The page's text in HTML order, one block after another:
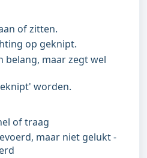
of zitten.
op geknipt.
belang, maar zegt wel
worden.
of traag
maar niet gelukt -